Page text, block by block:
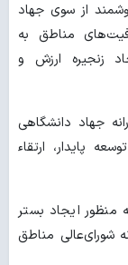
از سوی جهاد
مناطق به
زنجیره ارزش و
جهاد دانشگاهی
پایدار، ارتقاء
منظور ایجاد بستر
شورای‌عالی مناطق